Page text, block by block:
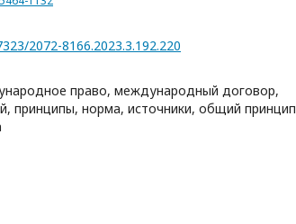
2072-8166.2023.3.192.220
право, международный договор,
принципы, норма, источники, общий принцип